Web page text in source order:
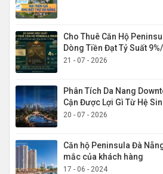
Cho Thuê Căn Hộ
Dòng Tiền Đạt Tỷ Suất
21 - 07 - 2026
Phân Tích Da Nang
Cận Được Lợi Gì Từ Hệ
20 - 07 - 2026
Căn hộ Peninsula Đà
mắc của khách hàng
17 - 06 - 2024